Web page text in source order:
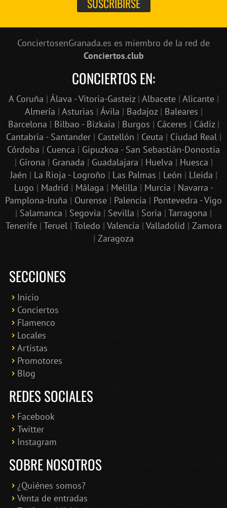
ConciertosenGranada.es es miembro de la red de
Conciertos.club
CONCIERTOS EN:
A Coruña | Álava - Vitoria-Gasteiz| Albacete| Alicante|
Almería | Asturias | Ávila | Badajoz| Baleares |
Barcelona | Bilbao - Bizkaia | Burgos | Cáceres | Cádiz|
Cantabria - Santander| Castellón | Ceuta | Ciudad Real|
Córdoba | Cuenca | Gipuzkoa - San Sebastián-Donostia
| Girona | Granada | Guadalajara | Huelva | Huesca |
Jaén | La Rioja - Logroño | Las Palmas | León | Lleida |
Lugo | Madrid | Málaga | Melilla | Murcia | Navarra -
Pamplona-Iruña | Ourense | Palencia | Pontevedra - Vigo
| Salamanca | Segovia | Sevilla | Soria | Tarragona |
Tenerife| Teruel| Toledo | Valencia | Valladolid | Zamora
| Zaragoza
SECCIONES
Inicio
Conciertos
Flamenco
Locales
Artistas
Promotores
Blog
REDES SOCIALES
Facebook
Twitter
Instagram
SOBRE NOSOTROS
¿Quiénes somos?
Venta de entradas